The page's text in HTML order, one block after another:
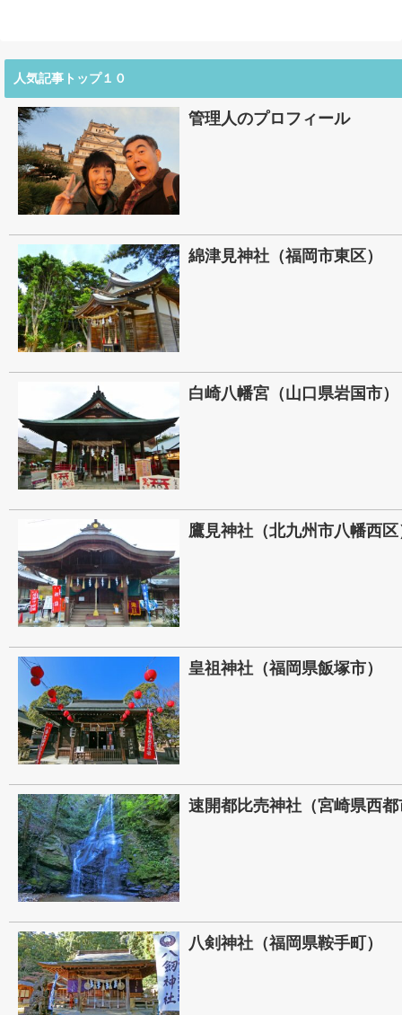
人気記事トップ１０
管理人のプロフィール
綿津見神社（福岡市東区）
白崎八幡宮（山口県岩国市）
鷹見神社（北九州市八幡西区
皇祖神社（福岡県飯塚市）
速開都比売神社（宮崎県西
八剣神社（福岡県鞍手町）